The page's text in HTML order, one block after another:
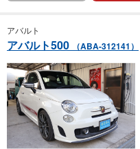
アバルト
アバルト500 （ABA-312141）